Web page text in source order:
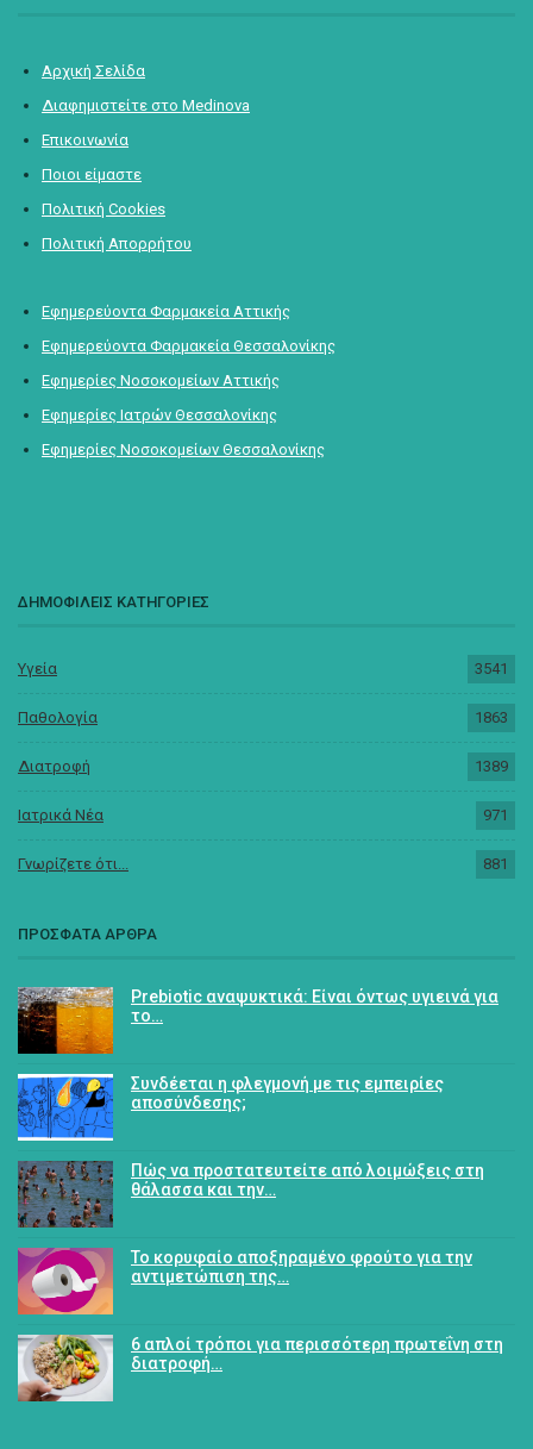
Αρχική Σελίδα
Διαφημιστείτε στο Medinova
Επικοινωνία
Ποιοι είμαστε
Πολιτική Cookies
Πολιτική Απορρήτου
Εφημερεύοντα Φαρμακεία Αττικής
Εφημερεύοντα Φαρμακεία Θεσσαλονίκης
Εφημερίες Νοσοκομείων Αττικής
Εφημερίες Ιατρών Θεσσαλονίκης
Εφημερίες Νοσοκομείων Θεσσαλονίκης
ΔΗΜΟΦΙΛΕΙΣ ΚΑΤΗΓΟΡΙΕΣ
Υγεία 3541
Παθολογία 1863
Διατροφή 1389
Ιατρικά Νέα 971
Γνωρίζετε ότι... 881
ΠΡΟΣΦΑΤΑ ΑΡΘΡΑ
Prebiotic αναψυκτικά: Είναι όντως υγιεινά για
το…
Συνδέεται η φλεγμονή με τις εμπειρίες
αποσύνδεσης;
Πώς να προστατευτείτε από λοιμώξεις στη
θάλασσα και την…
Το κορυφαίο αποξηραμένο φρούτο για την
αντιμετώπιση της…
6 απλοί τρόποι για περισσότερη πρωτεΐνη στη
διατροφή…